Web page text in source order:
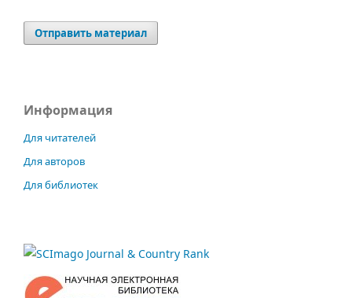
Отправить материал
Информация
Для читателей
Для авторов
Для библиотек